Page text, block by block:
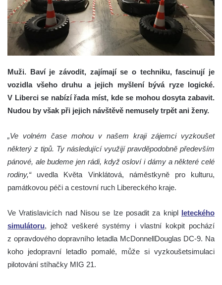
Muži. Baví je závodit, zajímají se o techniku, fascinují je
vozidla všeho druhu a jejich myšlení bývá ryze logické.
V Liberci se nabízí řada míst, kde se mohou dosyta zabavit.
Nudou by však při jejich návštěvě nemusely trpět ani ženy.
„Ve volném čase mohou v našem kraji zájemci vyzkoušet
některý z tipů. Ty následující využijí pravděpodobně především
pánové, ale budeme jen rádi, když osloví i dámy a některé celé
rodiny,“ uvedla Květa Vinklátová, náměstkyně pro kulturu,
památkovou péči a cestovní ruch Libereckého kraje.
Ve Vratislavicích nad Nisou se lze posadit za knipl leteckého
simulátoru, jehož veškeré systémy i vlastní kokpit pochází
z opravdového dopravního letadla McDonnellDouglas DC-9. Na
koho jedopravní letadlo pomalé, může si vyzkoušetsimulaci
pilotování stíhačky MIG 21.